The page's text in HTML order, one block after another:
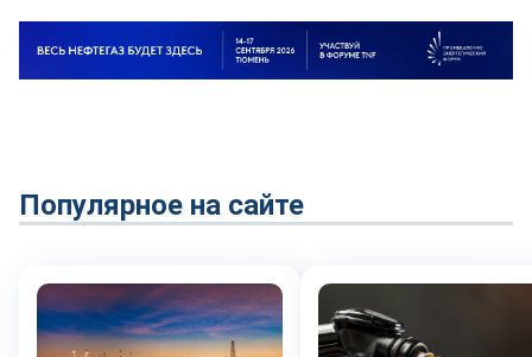
Популярное на сайте